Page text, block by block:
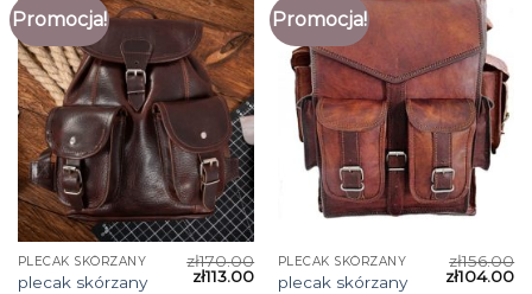
Promocja!
PLECAK SKÓRZANY
plecak skórzany
zł170.00
zł113.00
Promocja!
PLECAK SKÓRZANY
plecak skórzany
zł156.00
zł104.00